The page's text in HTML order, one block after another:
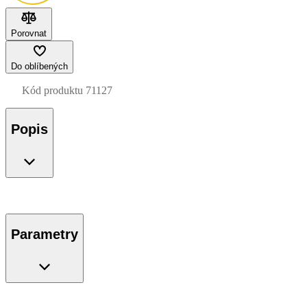
Porovnat
Do oblíbených
Kód produktu 71127
Popis
Parametry